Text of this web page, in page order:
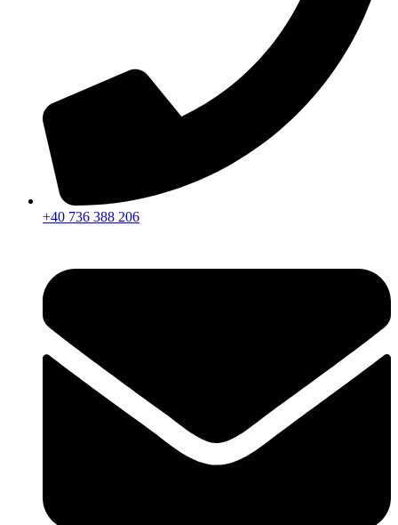
+40 736 388 206